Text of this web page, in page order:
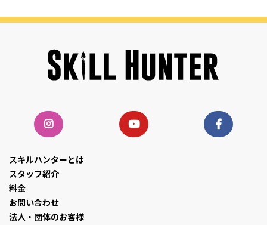
スキルハンターとは
スタッフ紹介
料金
お問い合わせ
法人・団体のお客様